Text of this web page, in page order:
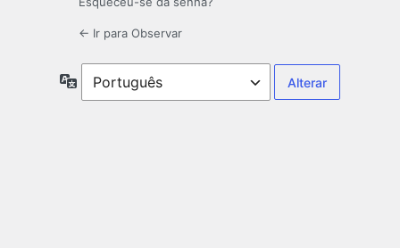
← Ir para Observar
Idioma